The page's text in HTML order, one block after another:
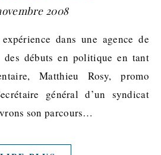
2008
des débuts en politique en tant
Matthieu Rosy, promo
général d’un syndicat
son parcours…